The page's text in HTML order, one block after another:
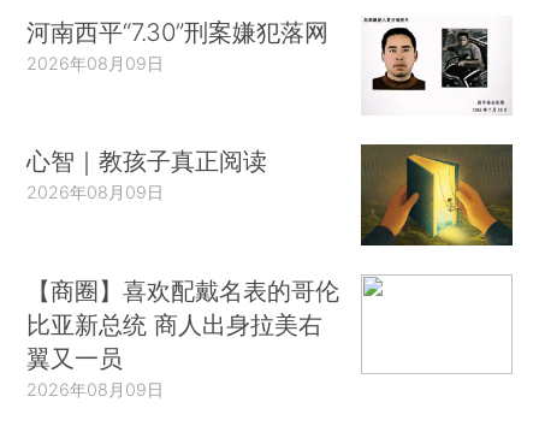
河南西平“7.30”刑案嫌犯落网
2026年08月09日
心智｜教孩子真正阅读
2026年08月09日
【商圈】喜欢配戴名表的哥伦
比亚新总统 商人出身拉美右
翼又一员
2026年08月09日